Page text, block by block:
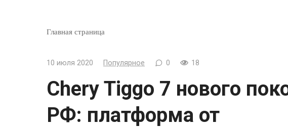
Главная страница
10 июля 2020 Популярное 0 18
Chery Tiggo 7 нового
РФ: платформа от